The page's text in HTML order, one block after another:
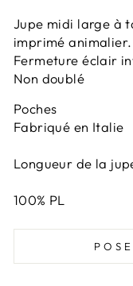
Jupe midi large à
imprimé animalier.
Fermeture éclair
Non doublé
Poches
Fabriqué en Italie
Longueur de la
100% PL